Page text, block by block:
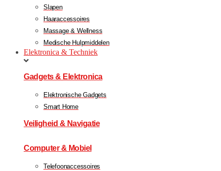
Slapen
Haaraccessoires
Massage & Wellness
Medische Hulpmiddelen
Elektronica & Techniek
Gadgets & Elektronica
Elektronische Gadgets
Smart Home
Veiligheid & Navigatie
Computer & Mobiel
Telefoonaccessoires